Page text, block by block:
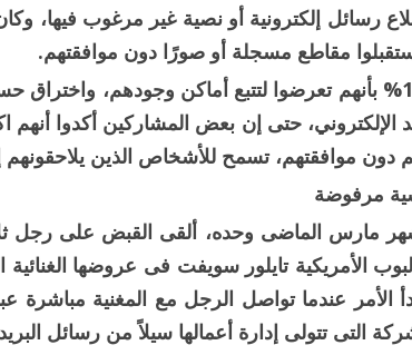
مقاطع مسجلة أو صورًا دون موافقتهم.
وأقر 10% بأنهم تعرضوا لتتبع أماكن وجودهم،
الإلكتروني، حتى إن بعض المشاركين أكدوا
دون موافقتهم، تسمح للأشخاص الذين يلاحقونهم
مرفوضة
الأمريكية تايلور سويفت فى عروضها
الأمر عندما تواصل الرجل مع المغنية مباشرة
التى تتولى إدارة أعمالها سيلاً من رسائل